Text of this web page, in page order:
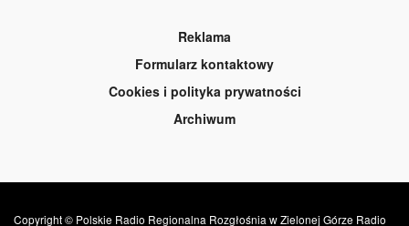
Reklama
Formularz kontaktowy
Cookies i polityka prywatności
Archiwum
Copyright © Polskie Radio Regionalna Rozgłośnia w Zielonej Górze Radio